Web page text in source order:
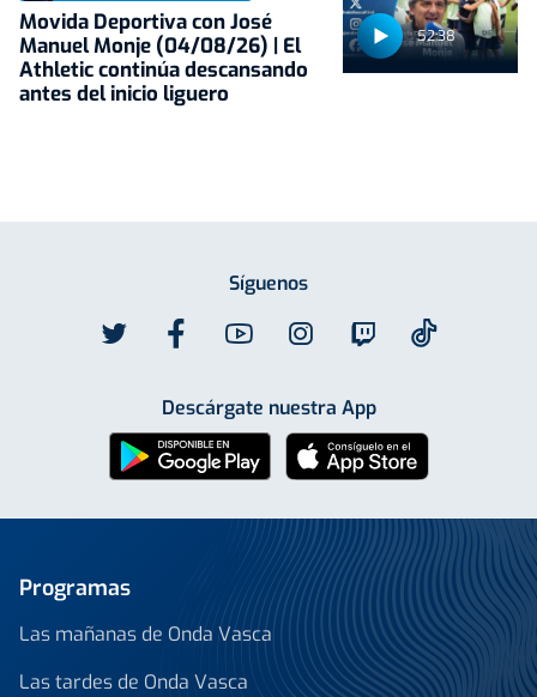
52:38
Movida Deportiva con José
Manuel Monje (04/08/26) | El
Athletic continúa descansando
antes del inicio liguero
Síguenos
Descárgate nuestra App
Programas
Las mañanas de Onda Vasca
Las tardes de Onda Vasca